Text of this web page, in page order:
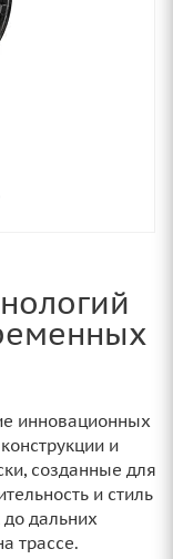
инновационных
и
созданные для
и стиль
дальних
трассе.